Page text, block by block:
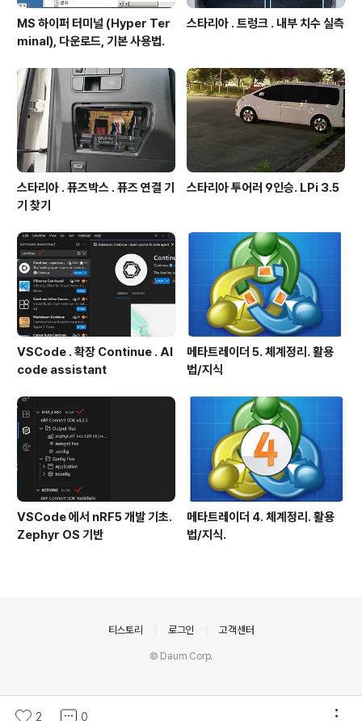
MS 하이퍼 터미널 (Hyper Ter
minal), 다운로드, 기본 사용법.
스타리아 . 트렁크 . 내부 치수 실측
스타리아 . 퓨즈박스 . 퓨즈 연결 기
기 찾기
스타리아 투어러 9인승. LPi 3.5
VSCode . 확장 Continue . AI
code assistant
메타트레이더 5. 체계정리. 활용
법/지식
VSCode 에서 nRF5 개발 기초.
Zephyr OS 기반
메타트레이더 4. 체계정리. 활용
법/지식.
2 0
티스토리 로그인 고객센터
© Daum Corp.